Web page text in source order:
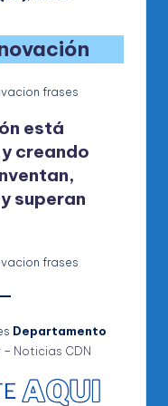
está
creando
superan
Departamento
– Noticias CDN